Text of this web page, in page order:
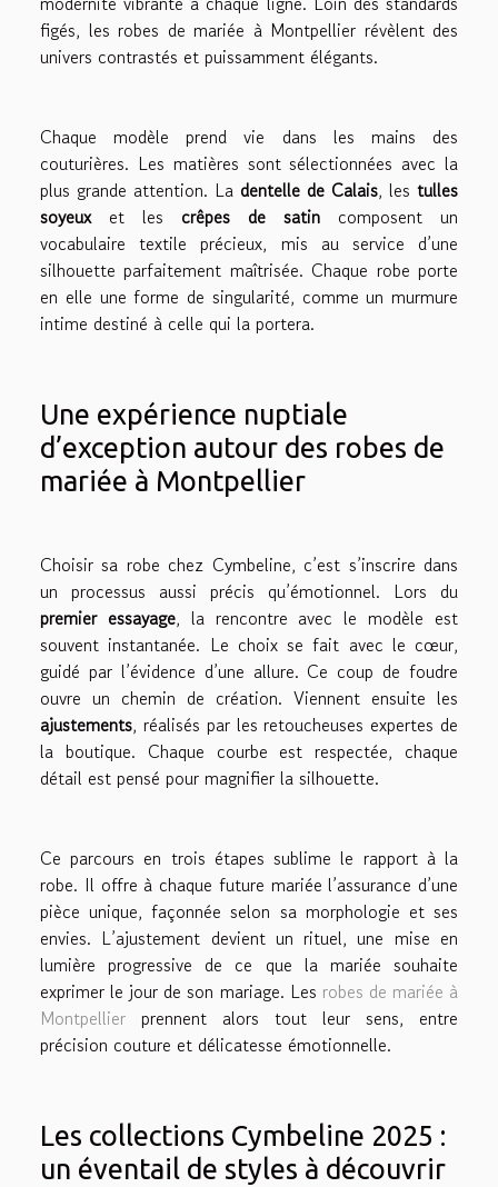
figés, les robes de mariée à Montpellier révèlent des
univers contrastés et puissamment élégants.
Chaque modèle prend vie dans les mains des
couturières. Les matières sont sélectionnées avec la
plus grande attention. La dentelle de Calais, les tulles
soyeuxet les crêpes de satin composent un
vocabulaire textile précieux, mis au service d’une
silhouette parfaitement maîtrisée. Chaque robe porte
en elle une forme de singularité, comme un murmure
intime destiné à celle qui la portera.
Une expérience nuptiale
d’exception autour des robes de
mariée à Montpellier
Choisir sa robe chez Cymbeline, c’est s’inscrire dans
un processus aussi précis qu’émotionnel. Lors du
premier essayage, la rencontre avec le modèle est
souvent instantanée. Le choix se fait avec le cœur,
guidé par l’évidence d’une allure. Ce coup de foudre
ouvre un chemin de création. Viennent ensuite les
ajustements, réalisés par les retoucheuses expertes de
la boutique. Chaque courbe est respectée, chaque
détail est pensé pour magnifier la silhouette.
Ce parcours en trois étapes sublime le rapport à la
robe. Il offre à chaque future mariée l’assurance d’une
pièce unique, façonnée selon sa morphologie et ses
envies. L’ajustement devient un rituel, une mise en
lumière progressive de ce que la mariée souhaite
exprimer le jour de son mariage. Les robes de mariée à
Montpellier prennent alors tout leur sens, entre
précision couture et délicatesse émotionnelle.
Les collections Cymbeline 2025 :
un éventail de styles à découvrir